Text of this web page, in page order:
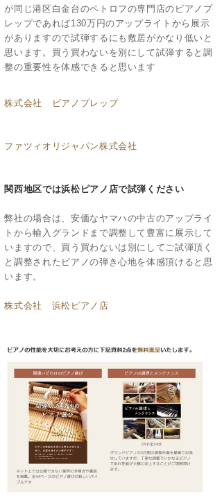
が同じ港区白金台のペトロフの専門店のピアノプ
レップであれば130万円のアップライトから展示
がありますので試弾するにも敷居がかなり低いと
思います。買う買わないを別にして試弾すると調
整の重要性を体感できると思います
株式会社 ピアノプレップ
ファツィオリジャパン株式会社
関西地区では浜松ピアノ店で試弾ください
弊社の場合は、安価なヤマハの中古のアップライ
トから輸入グランドまで調整して豊富に展示して
いますので、買う買わないは別にしてご試弾頂く
と調整されたピアノの弾き心地を体感頂けると思
います。
株式会社 浜松ピアノ店